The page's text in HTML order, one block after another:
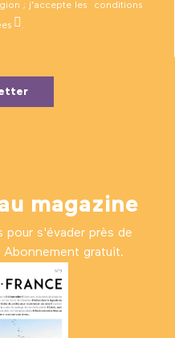
; j’accepte les conditions
.
magazine
pour s'évader près de
gratuit.